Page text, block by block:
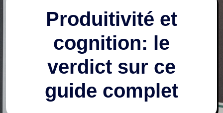
Produitivité et
cognition: le
verdict sur ce
guide complet